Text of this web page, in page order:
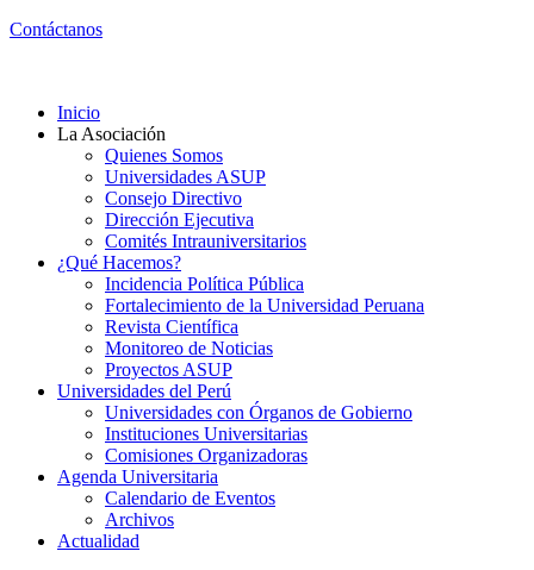
Contáctanos
Inicio
La Asociación
Quienes Somos
Universidades ASUP
Consejo Directivo
Dirección Ejecutiva
Comités Intrauniversitarios
¿Qué Hacemos?
Incidencia Política Pública
Fortalecimiento de la Universidad Peruana
Revista Científica
Monitoreo de Noticias
Proyectos ASUP
Universidades del Perú
Universidades con Órganos de Gobierno
Instituciones Universitarias
Comisiones Organizadoras
Agenda Universitaria
Calendario de Eventos
Archivos
Actualidad